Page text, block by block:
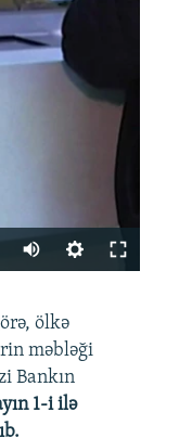
360p
480p
720p
ölkə
məbləği
Bankın
1-i ilə